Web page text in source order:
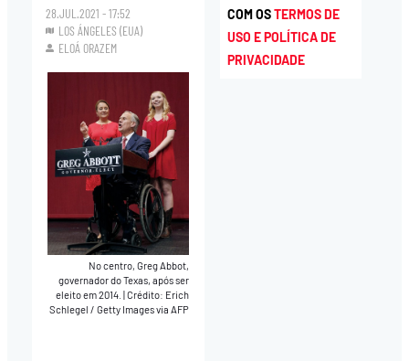
28.JUL.2021 - 17:52
LOS ÁNGELES (EUA)
ELOÁ ORAZEM
No centro, Greg Abbot,
governador do Texas, após ser
eleito em 2014.|Crédito: Erich
Schlegel / Getty Images via AFP
COM OSTERMOS DE
USO E POLÍTICA DE
PRIVACIDADE